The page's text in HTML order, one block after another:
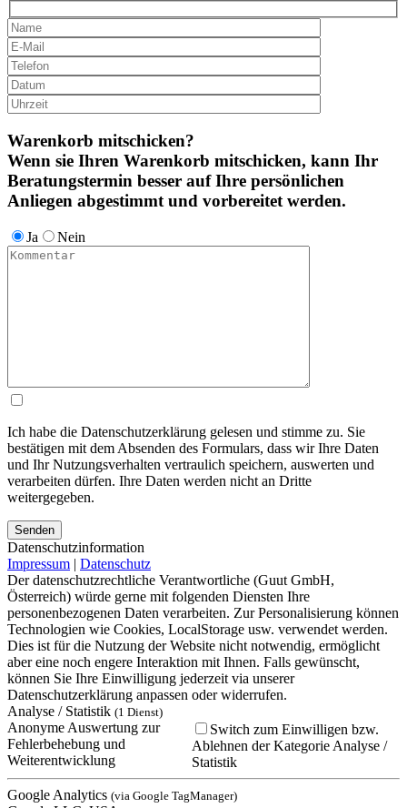
Warenkorb mitschicken?
Wenn sie Ihren Warenkorb mitschicken, kann Ihr
Beratungstermin besser auf Ihre persönlichen
Anliegen abgestimmt und vorbereitet werden.
Ja Nein
Ich habe die Datenschutzerklärung gelesen und stimme zu. Sie
bestätigen mit dem Absenden des Formulars, dass wir Ihre Daten
und Ihr Nutzungsverhalten vertraulich speichern, auswerten und
verarbeiten dürfen. Ihre Daten werden nicht an Dritte
weitergegeben.
Bitte lasse dieses Feld leer.
Bitte lasse dieses Feld leer.
Bitte lasse dieses Feld leer.
Datenschutzinformation
Impressum
Datenschutz
Der datenschutzrechtliche Verantwortliche (Guut GmbH,
Österreich) würde gerne mit folgenden Diensten Ihre
personenbezogenen Daten verarbeiten. Zur Personalisierung können
Technologien wie Cookies, LocalStorage usw. verwendet werden.
Dies ist für die Nutzung der Website nicht notwendig, ermöglicht
aber eine noch engere Interaktion mit Ihnen. Falls gewünscht,
können Sie Ihre Einwilligung jederzeit via unserer
Datenschutzerklärung anpassen oder widerrufen.
Analyse / Statistik (1 Dienst)
Anonyme Auswertung zur
Fehlerbehebung und
Weiterentwicklung
Switch zum Einwilligen bzw.
Ablehnen der Kategorie Analyse /
Statistik
Google Analytics (via Google TagManager)